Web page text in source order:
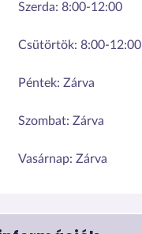
Szerda: 8:00-12:00
Csütörtök: 8:00-12:00
Péntek: Zárva
Szombat: Zárva
Vasárnap: Zárva